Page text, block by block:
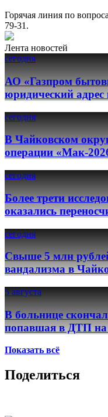
Горячая линия по
79-31.
Лента новостей
сегодня
АО «Газпром
юридический адрес
сегодня
В Чайковском
операции «Мак-
сегодня
Более трети
оказались
сегодня
Свыше 5 млн
вандализма в
5 августа
В больнице
попавшая в ДТП на
Показать всё
Поделиться